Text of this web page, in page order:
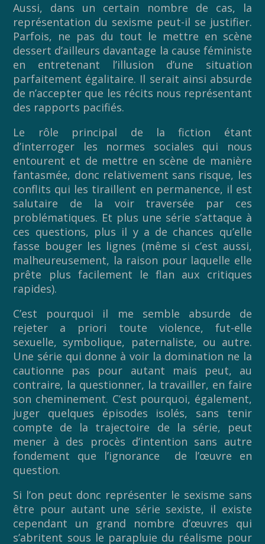
Aussi, dans un certain nombre de cas, la
représentation du sexisme peut-il se justifier.
Parfois, ne pas du tout le mettre en scène
dessert d’ailleurs davantage la cause féministe
en entretenant l’illusion d’une situation
parfaitement égalitaire. Il serait ainsi absurde
de n’accepter que les récits nous représentant
des rapports pacifiés.
Le rôle principal de la fiction étant
d’interroger les normes sociales qui nous
entourent et de mettre en scène de manière
fantasmée, donc relativement sans risque, les
conflits qui les tiraillent en permanence, il est
salutaire de la voir traversée par ces
problématiques. Et plus une série s’attaque à
ces questions, plus il y a de chances qu’elle
fasse bouger les lignes (même si c’est aussi,
malheureusement, la raison pour laquelle elle
prête plus facilement le flan aux critiques
rapides).
C’est pourquoi il me semble absurde de
rejeter a priori toute violence, fut-elle
sexuelle, symbolique, paternaliste, ou autre.
Une série qui donne à voir la domination ne la
cautionne pas pour autant mais peut, au
contraire, la questionner, la travailler, en faire
son cheminement. C’est pourquoi, également,
juger quelques épisodes isolés, sans tenir
compte de la trajectoire de la série, peut
mener à des procès d’intention sans autre
fondement que l’ignorance de l’œuvre en
question.
Si l’on peut donc représenter le sexisme sans
être pour autant une série sexiste, il existe
cependant un grand nombre d’œuvres qui
s’abritent sous le parapluie du réalisme pour